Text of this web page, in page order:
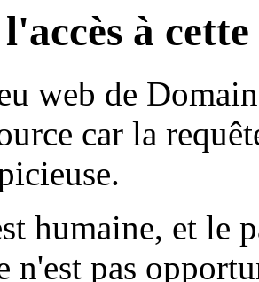
à
web de
car la
humaine, et le
n'est pas